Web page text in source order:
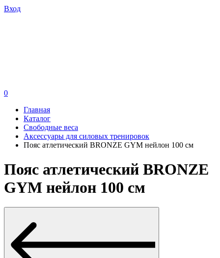
Вход
0
Главная
Каталог
Свободные веса
Аксессуары для силовых тренировок
Пояс атлетический BRONZE GYM нейлон 100 см
Пояс атлетический BRONZE
GYM нейлон 100 см